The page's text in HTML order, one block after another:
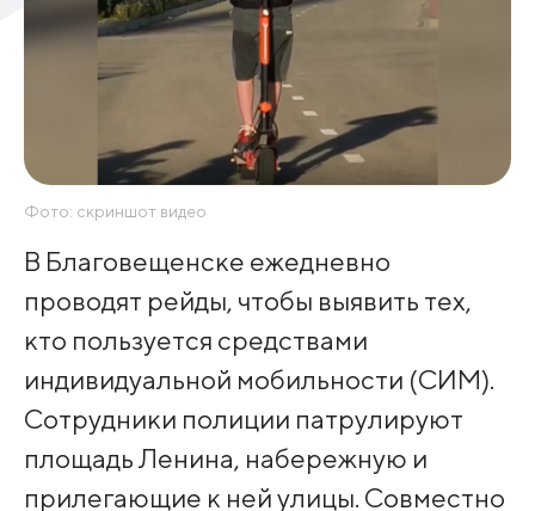
Фото: скриншот видео
В Благовещенске ежедневно
проводят рейды, чтобы выявить тех,
кто пользуется средствами
индивидуальной мобильности (СИМ).
Сотрудники полиции патрулируют
площадь Ленина, набережную и
прилегающие к ней улицы. Совместно